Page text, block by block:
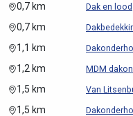
0,7 km Dak en
0,7 km
1,1 km
1,2 km MDM
1,5 km Van
1,5 km